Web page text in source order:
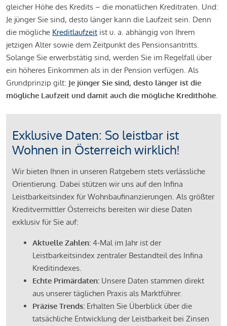
gleicher Höhe des Kredits – die monatlichen Kreditraten. Und:
Je jünger Sie sind, desto länger kann die Laufzeit sein. Denn
die mögliche Kreditlaufzeit ist u. a. abhängig von Ihrem
jetzigen Alter sowie dem Zeitpunkt des Pensionsantritts.
Solange Sie erwerbstätig sind, werden Sie im Regelfall über
ein höheres Einkommen als in der Pension verfügen. Als
Grundprinzip gilt: Je jünger Sie sind, desto länger ist die
mögliche Laufzeit und damit auch die mögliche Kredithöhe.
Exklusive Daten: So leistbar ist
Wohnen in Österreich wirklich!
Wir bieten Ihnen in unseren Ratgebern stets verlässliche
Orientierung. Dabei stützen wir uns auf den Infina
Leistbarkeitsindex für Wohnbaufinanzierungen. Als größter
Kreditvermittler Österreichs bereiten wir diese Daten
exklusiv für Sie auf:
Aktuelle Zahlen: 4-Mal im Jahr ist der
Leistbarkeitsindex zentraler Bestandteil des Infina
Kreditindexes.
Echte Primärdaten: Unsere Daten stammen direkt
aus unserer täglichen Praxis als Marktführer.
Präzise Trends: Erhalten Sie Überblick über die
tatsächliche Entwicklung der Leistbarkeit bei Zinsen